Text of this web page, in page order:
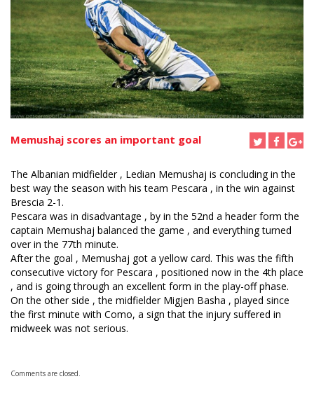
Memushaj scores an important goal
The Albanian midfielder , Ledian Memushaj is concluding in the
best way the season with his team Pescara , in the win against
Brescia 2-1.
Pescara was in disadvantage , by in the 52nd a header form the
captain Memushaj balanced the game , and everything turned
over in the 77th minute.
After the goal , Memushaj got a yellow card. This was the fifth
consecutive victory for Pescara , positioned now in the 4th place
, and is going through an excellent form in the play-off phase.
On the other side , the midfielder Migjen Basha , played since
the first minute with Como, a sign that the injury suffered in
midweek was not serious.
Comments are closed.